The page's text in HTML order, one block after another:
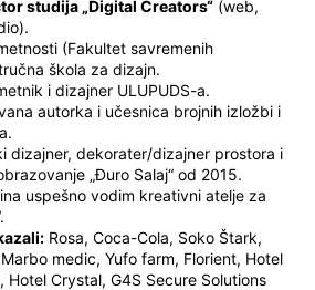
studija „Digital Creators“ (web,
(Fakultet savremenih
škola za dizajn.
i dizajner ULUPUDS-a.
autorka i učesnica brojnih izložbi i
dizajner, dekorater/dizajner prostora i
„Đuro Salaj“ od 2015.
uspešno vodim kreativni atelje za
Rosa, Coca-Cola, Soko Štark,
medic, Yufo farm, Florient, Hotel
Hotel Crystal, G4S Secure Solutions